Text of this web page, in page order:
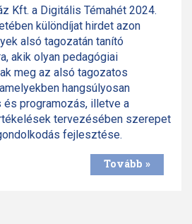
Kft. a Digitális Témahét 2024.
különdíjat hirdet azon
alsó tagozatán tanító
akik olyan pedagógiai
meg az alsó tagozatos
hangsúlyosan
programozás, illetve a
tervezésében szerepet
fejlesztése.
Tovább »